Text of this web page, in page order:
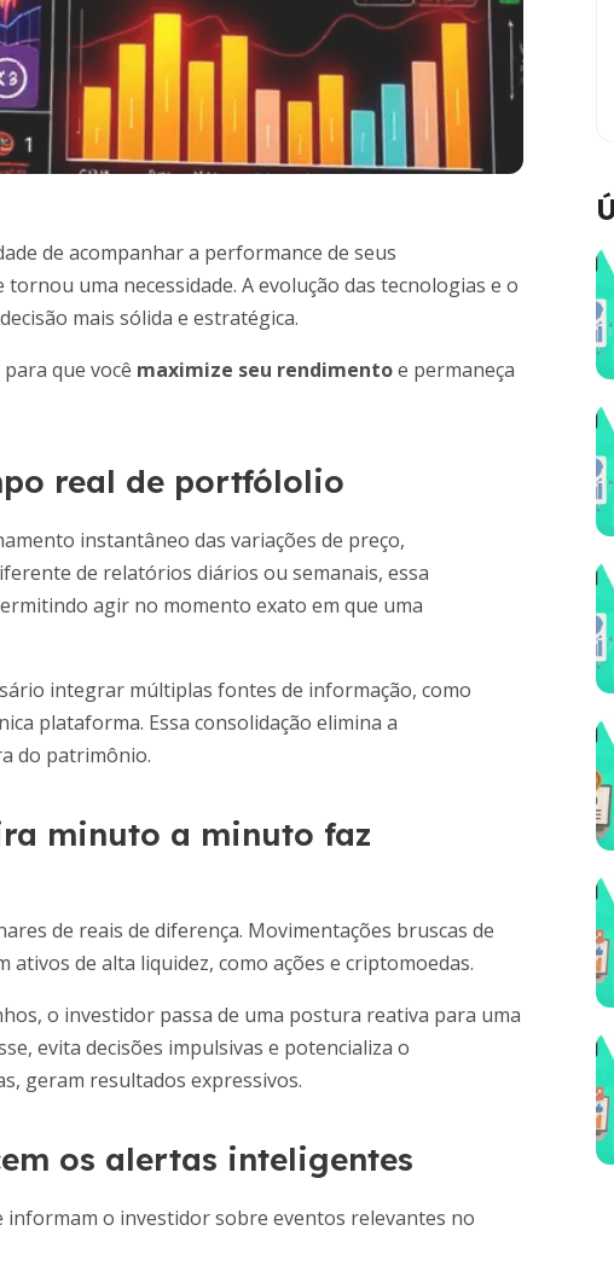
de acompanhar a performance de seus
uma necessidade. A evolução das tecnologias e o
mais sólida e estratégica.
que você maximize seu rendimentoe permaneça
real de portfólolio
instantâneo das variações de preço,
de relatórios diários ou semanais, essa
agir no momento exato em que uma
integrar múltiplas fontes de informação, como
plataforma. Essa consolidação elimina a
do patrimônio.
minuto a minuto faz
de reais de diferença. Movimentações bruscas de
de alta liquidez, como ações e criptomoedas.
o investidor passa de uma postura reativa para uma
evita decisões impulsivas e potencializa o
geram resultados expressivos.
os alertas inteligentes
o investidor sobre eventos relevantes no